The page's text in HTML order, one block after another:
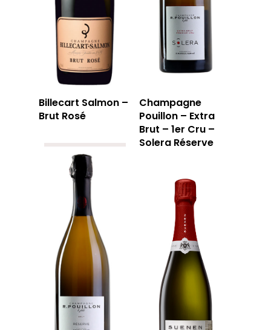
Billecart Salmon –
Brut Rosé
Champagne
Pouillon – Extra
Brut – 1er Cru –
Solera Réserve